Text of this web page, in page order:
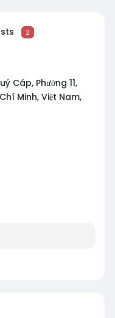
2
Cáp, Phường 11,
Minh, Việt Nam,